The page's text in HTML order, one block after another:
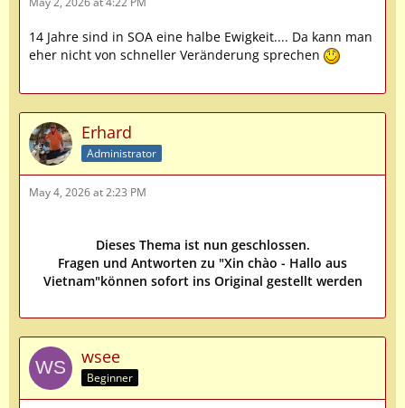
14 Jahre sind in SOA eine halbe Ewigkeit.... Da kann man
eher nicht von schneller Veränderung sprechen
Erhard
Administrator
May 4, 2026 at 2:23 PM
Dieses Thema ist nun geschlossen.
Fragen und Antworten zu "Xin chào - Hallo aus
Vietnam"können sofort ins Original gestellt werden
wsee
Beginner